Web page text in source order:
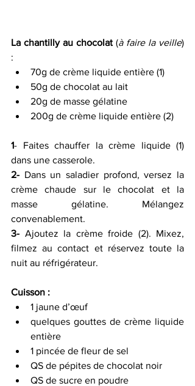
La chantilly au chocolat (à faire la veille)
:
70g de crème liquide entière (1)
50g de chocolat au lait
20g de masse gélatine
200g de crème liquide entière (2)
1- Faites chauffer la crème liquide (1)
dans une casserole.
2- Dans un saladier profond, versez la
crème chaude sur le chocolat et la
masse gélatine. Mélangez
convenablement.
3- Ajoutez la crème froide (2). Mixez,
filmez au contact et réservez toute la
nuit au réfrigérateur.
Cuisson :
1 jaune d’œuf
quelques gouttes de crème liquide
entière
1 pincée de fleur de sel
QS de pépites de chocolat noir
QS de sucre en poudre